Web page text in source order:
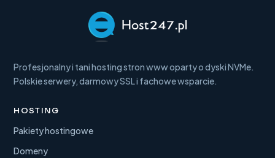
Profesjonalny i tani hosting stron www oparty o dyski NVMe.
Polskie serwery, darmowy SSL i fachowe wsparcie.
HOSTING
Pakiety hostingowe
Domeny